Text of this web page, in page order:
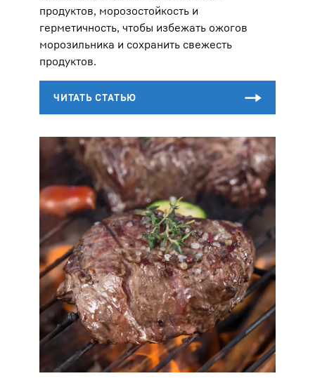
продуктов, морозостойкость и
герметичность, чтобы избежать ожогов
морозильника и сохранить свежесть
продуктов.